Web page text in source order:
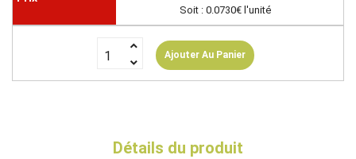
Soit : 0.0730€ l'unité
Ajouter Au Panier
Détails du produit